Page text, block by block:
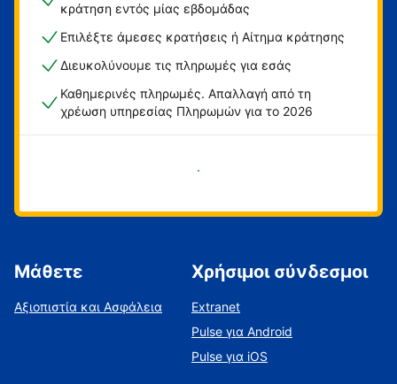
κράτηση εντός μίας εβδομάδας
Επιλέξτε άμεσες κρατήσεις ή Αίτημα κράτησης
Διευκολύνουμε τις πληρωμές για εσάς
Καθημερινές πληρωμές. Απαλλαγή από τη
χρέωση υπηρεσίας Πληρωμών για το 2026
Ξεκινήστε τώρα
Μάθετε
Αξιοπιστία και Ασφάλεια
Χρήσιμοι σύνδεσμοι
Extranet
Pulse για Android
Pulse για iOS